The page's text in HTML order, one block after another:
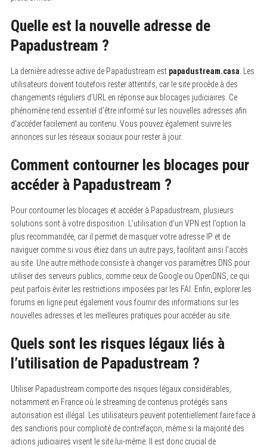
Quelle est la nouvelle adresse de
Papadustream ?
La dernière adresse active de Papadustream est papadustream.casa . Les
utilisateurs doivent toutefois rester attentifs, car le site procède à des
changements réguliers d’URL en réponse aux blocages judiciaires. Ce
phénomène rend essentiel d’être informé sur les nouvelles adresses afin
d’accéder facilement au contenu. Vous pouvez également suivre les
annonces sur les réseaux sociaux pour rester à jour.
Comment contourner les blocages pour
accéder à Papadustream ?
Pour contourner les blocages et accéder à Papadustream, plusieurs
solutions sont à votre disposition. L’utilisation d’un VPN est l’option la
plus recommandée, car il permet de masquer votre adresse IP et de
naviguer comme si vous étiez dans un autre pays, facilitant ainsi l’accès
au site. Une autre méthode consiste à changer vos paramètres DNS pour
utiliser des serveurs publics, comme ceux de Google ou OpenDNS, ce qui
peut parfois éviter les restrictions imposées par les FAI. Enfin, explorer les
forums en ligne peut également vous fournir des informations sur les
nouvelles adresses et les meilleures pratiques pour accéder au site.
Quels sont les risques légaux liés à
l’utilisation de Papadustream ?
Utiliser Papadustream comporte des risques légaux considérables,
notamment en France où le streaming de contenus protégés sans
autorisation est illégal. Les utilisateurs peuvent potentiellement faire face à
des sanctions pour complicité de contrefaçon, même si la majorité des
actions judiciaires visent le site lui-même. Il est donc crucial de